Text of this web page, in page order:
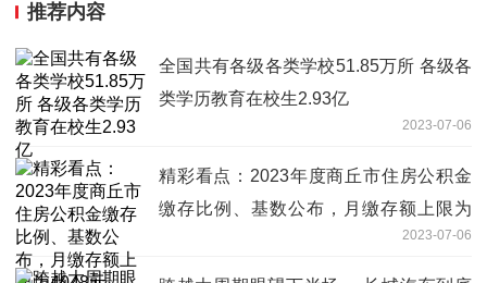
推荐内容
全国共有各级各类学校51.85万所 各级各
类学历教育在校生2.93亿
2023-07-06
精彩看点：2023年度商丘市住房公积金
缴存比例、基数公布，月缴存额上限为
2023-07-06